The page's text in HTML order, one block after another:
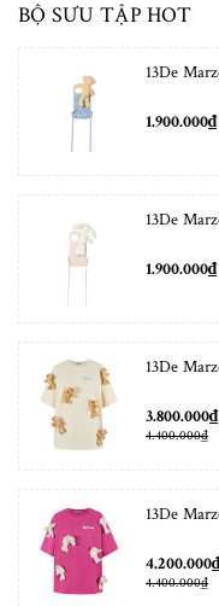
BỘ SƯU TẬP HOT
13De
1.900.000₫
13De
1.900.000₫
13De
3.800.000₫
4.400.000₫
13De
4.200.000₫
4.400.000₫